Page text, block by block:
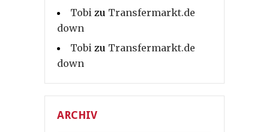
Tobi zu Transfermarkt.de
down
Tobi zu Transfermarkt.de
down
ARCHIV